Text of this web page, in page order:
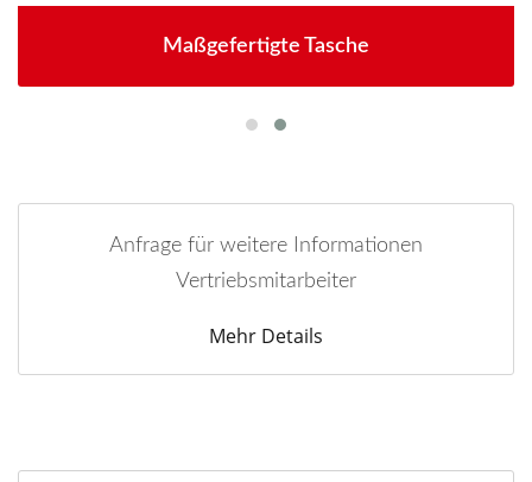
Maßgefertigte Tasche
Anfrage für weitere Informationen
Vertriebsmitarbeiter
Mehr Details